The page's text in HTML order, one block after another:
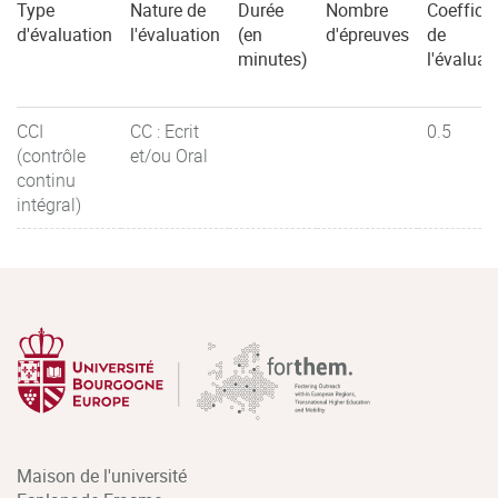
Type
d'évaluation
Nature de
l'évaluation
Durée
(en
minutes)
Nombre
d'épreuves
de
CCI
(contrôle
continu
intégral)
CC : Ecrit
et/ou Oral
0.5
Maison de l'université